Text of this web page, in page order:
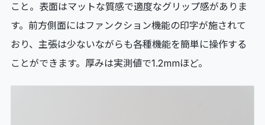
こと。表面はマットな質感で適度なグリップ感がありま
す。前方側面にはファンクション機能の印字が施されて
おり、主張は少ないながらも各種機能を簡単に操作する
ことができます。厚みは実測値で1.2mmほど。